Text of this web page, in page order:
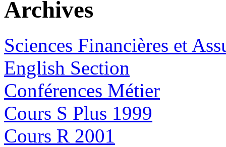
Archives
Sciences Financières et
English Section
Conférences Métier
Cours S Plus 1999
Cours R 2001